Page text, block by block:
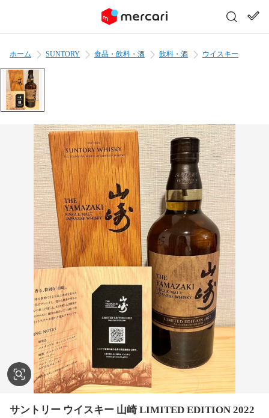
ホーム SUNTORY 食品・飲料・酒 飲料・酒 ウイスキー
サントリー ウイスキー 山崎 LIMITED EDITION 2022